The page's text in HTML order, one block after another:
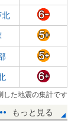
北
た地震の集計です
もっと見る